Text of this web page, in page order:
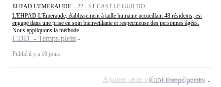
EHPAD L'EMERAUDE - 22 - ST CAST LE GUILDO
L'EHPAD L'Émeraude, établissement à taille humaine accueillant 48 résidents, est
engagé dans une prise en soin bienveillante et respectueuse des personnes âgées.
Nous appliquons la méthode...
CDD - Temps plein
Publié il y a 10 jours
CDITemps partiel
Ajouter cette offre à ma sélection